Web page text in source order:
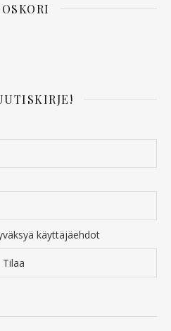
käyttäjäehdot